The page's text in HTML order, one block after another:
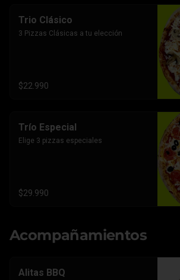
Trio Clásico
3 Pizzas Clásicas a tu elección
$22.990
Trío Especial
Elige 3 pizzas especiales
$29.990
Acompañamientos
Alitas BBQ